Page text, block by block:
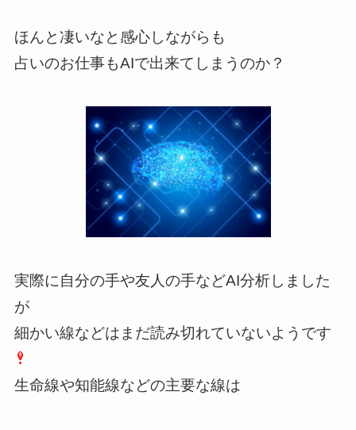
ほんと凄いなと感心しながらも
占いのお仕事もAIで出来てしまうのか？
実際に自分の手や友人の手などAI分析しました
が
細かい線などはまだ読み切れていないようです
生命線や知能線などの主要な線は